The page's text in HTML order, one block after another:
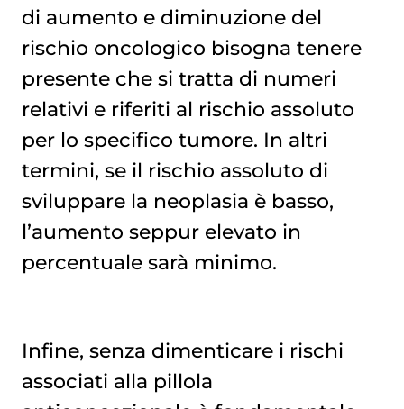
di aumento e diminuzione del
rischio oncologico bisogna tenere
presente che si tratta di numeri
relativi e riferiti al rischio assoluto
per lo specifico tumore. In altri
termini, se il rischio assoluto di
sviluppare la neoplasia è basso,
l’aumento seppur elevato in
percentuale sarà minimo.
Infine, senza dimenticare i rischi
associati alla pillola